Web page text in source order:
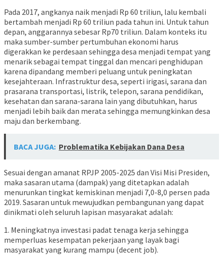
Pada 2017, angkanya naik menjadi Rp 60 triliun, lalu kembali
bertambah menjadi Rp 60 triliun pada tahun ini. Untuk tahun
depan, anggarannya sebesar Rp70 triliun. Dalam konteks itu
maka sumber-sumber pertumbuhan ekonomi harus
digerakkan ke perdesaan sehingga desa menjadi tempat yang
menarik sebagai tempat tinggal dan mencari penghidupan
karena dipandang memberi peluang untuk peningkatan
kesejahteraan. Infrastruktur desa, seperti irigasi, sarana dan
prasarana transportasi, listrik, telepon, sarana pendidikan,
kesehatan dan sarana-sarana lain yang dibutuhkan, harus
menjadi lebih baik dan merata sehingga memungkinkan desa
maju dan berkembang.
BACA JUGA: Problematika Kebijakan Dana Desa
Sesuai dengan amanat RPJP 2005-2025 dan Visi Misi Presiden,
maka sasaran utama (dampak) yang ditetapkan adalah
menurunkan tingkat kemiskinan menjadi 7,0-8,0 persen pada
2019. Sasaran untuk mewujudkan pembangunan yang dapat
dinikmati oleh seluruh lapisan masyarakat adalah:
1. Meningkatnya investasi padat tenaga kerja sehingga
memperluas kesempatan pekerjaan yang layak bagi
masyarakat yang kurang mampu (decent job).